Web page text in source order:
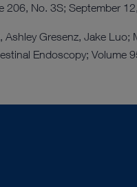
No. 3S; September
Ashley Gresenz, Jake
Endoscopy; Volume